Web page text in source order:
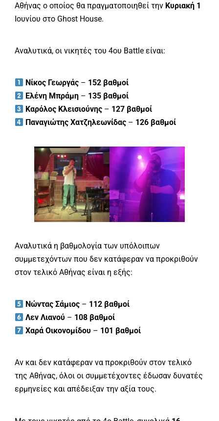
Αθήνας ο οποίος θα πραγματοποιηθεί την Κυριακή 1
Ιουνίου στο Ghost House.
Αναλυτικά, οι νικητές του 4ου Battle είναι:
Νίκος Γεωργάς – 152 βαθμοί
Ελένη Μπράμη – 135 βαθμοί
Καρόλος Κλεισιούνης – 127 βαθμοί
Παναγιώτης Χατζηλεωνίδας – 126 βαθμοί
Αναλυτικά η βαθμολογία των υπόλοιπων
συμμετεχόντων που δεν κατάφεραν να προκριθούν
στον τελικό Αθήνας είναι η εξής:
Νώντας Σάμιος – 112 βαθμοί
Λεν Λιανού – 108 βαθμοί
Χαρά Οικονομίδου – 101 βαθμοί
Αν και δεν κατάφεραν να προκριθούν στον τελικό
της Αθήνας, όλοι οι συμμετέχοντες έδωσαν δυνατές
ερμηνείες και απέδειξαν την αξία τους.